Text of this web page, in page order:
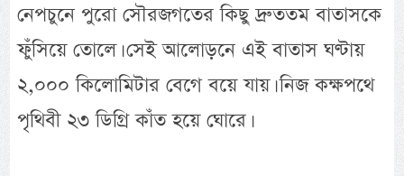
নেপচুনে পুরো সৌরজগতের কিছু দ্রুততম বাতাসকে
ফুঁসিয়ে তোলে। সেই আলোড়নে এই বাতাস ঘণ্টায়
২,০০০ কিলোমিটার বেগে বয়ে যায়। নিজ কক্ষপথে
পৃথিবী ২৩ ডিগ্রি কাঁত হয়ে ঘোরে।